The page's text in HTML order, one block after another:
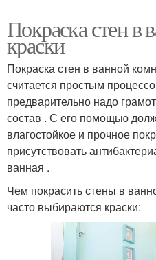
Покраска стен в
краски
Покраска стен в ванной
считается простым
предварительно надо
состав . С его помощью
влагостойкое и прочное
присутствовать
ванная .
Чем покрасить стены в
часто выбираются краски: